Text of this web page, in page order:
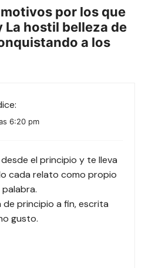
por los que
La hostil belleza de
a los
6:20 pm
el principio y te lleva
cada relato como propio
de principio a fin, escrita
gusto.